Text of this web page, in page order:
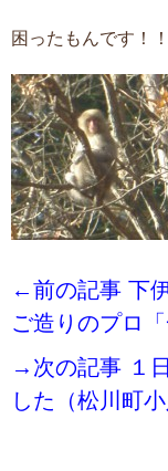
困ったもんです！！
←前の記事 下
ご造りのプロ
→次の記事 １
した（松川町小